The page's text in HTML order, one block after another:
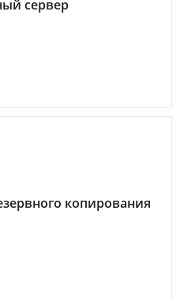
сервер
копирования